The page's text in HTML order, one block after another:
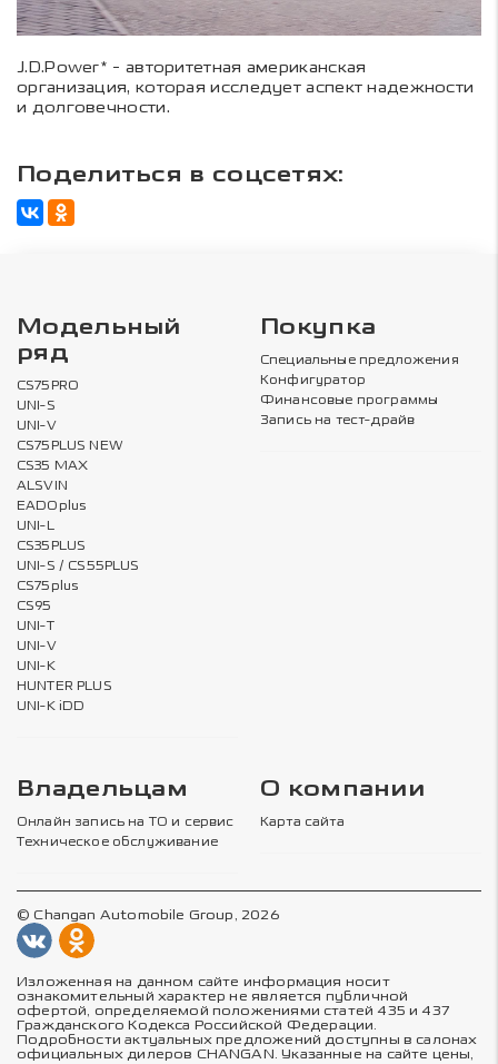
J.D.Power* - авторитетная американская
организация, которая исследует аспект надежности
и долговечности.
Поделиться в соцсетях:
Модельный
ряд
CS75PRO
UNI-S
UNI-V
CS75PLUS NEW
CS35 MAX
ALSVIN
EADOplus
UNI-L
CS35PLUS
UNI-S / CS55PLUS
CS75plus
CS95
UNI-T
UNI-V
UNI-K
HUNTER PLUS
UNI-K iDD
Покупка
Специальные предложения
Конфигуратор
Финансовые программы
Запись на тест-драйв
Владельцам
Онлайн запись на ТО и сервис
Техническое обслуживание
О компании
Карта сайта
© Changan Automobile Group, 2026
Изложенная на данном сайте информация носит
ознакомительный характер не является публичной
офертой, определяемой положениями статей 435 и 437
Гражданского Кодекса Российской Федерации.
Подробности актуальных предложений доступны в салонах
официальных дилеров CHANGAN. Указанные на сайте цены,